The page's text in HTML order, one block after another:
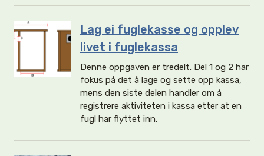
Lag ei fuglekasse og opplev
livet i fuglekassa
Denne oppgaven er tredelt. Del 1 og 2 har
fokus på det å lage og sette opp kassa,
mens den siste delen handler om å
registrere aktiviteten i kassa etter at en
fugl har flyttet inn.